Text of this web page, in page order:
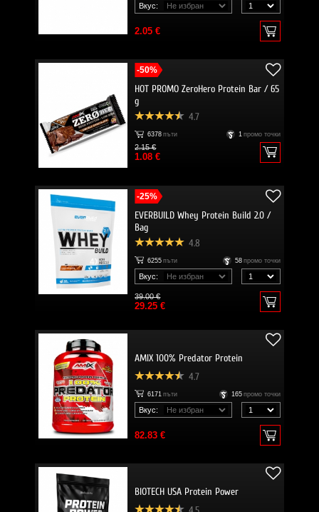
Вкус:
2.05 €
-50%
HOT PROMO ZeroHero Protein Bar / 65
g
4.7
6378 пъти 1 промо точки
2.15 €
1.08 €
-25%
EVERBUILD Whey Protein Build 2.0 /
Bag
4.8
6255 пъти 58 промо точки
Вкус:
39.00 €
29.25 €
AMIX 100% Predator Protein
4.7
6171 пъти 165 промо точки
Вкус:
82.83 €
BIOTECH USA Protein Power